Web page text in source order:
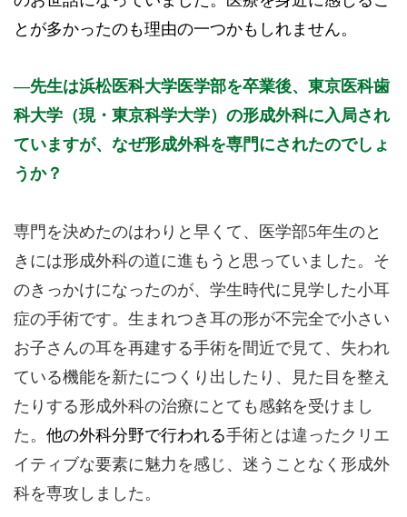
とが多かったのも理由の一つかもしれません。
先生は浜松医科大学医学部を卒業後、東京医科歯
科大学（現・東京科学大学）の形成外科に入局され
ていますが、なぜ形成外科を専門にされたのでしょ
うか？
専門を決めたのはわりと早くて、医学部5年生のと
きには形成外科の道に進もうと思っていました。そ
のきっかけになったのが、学生時代に見学した小耳
症の手術です。生まれつき耳の形が不完全で小さい
お子さんの耳を再建する手術を間近で見て、失われ
ている機能を新たにつくり出したり、見た目を整え
たりする形成外科の治療にとても感銘を受けまし
た。 他の外科分野で行われる手術とは違ったクリエ
イティブな要素に魅力を感じ、迷うことなく形成外
科を専攻しました。